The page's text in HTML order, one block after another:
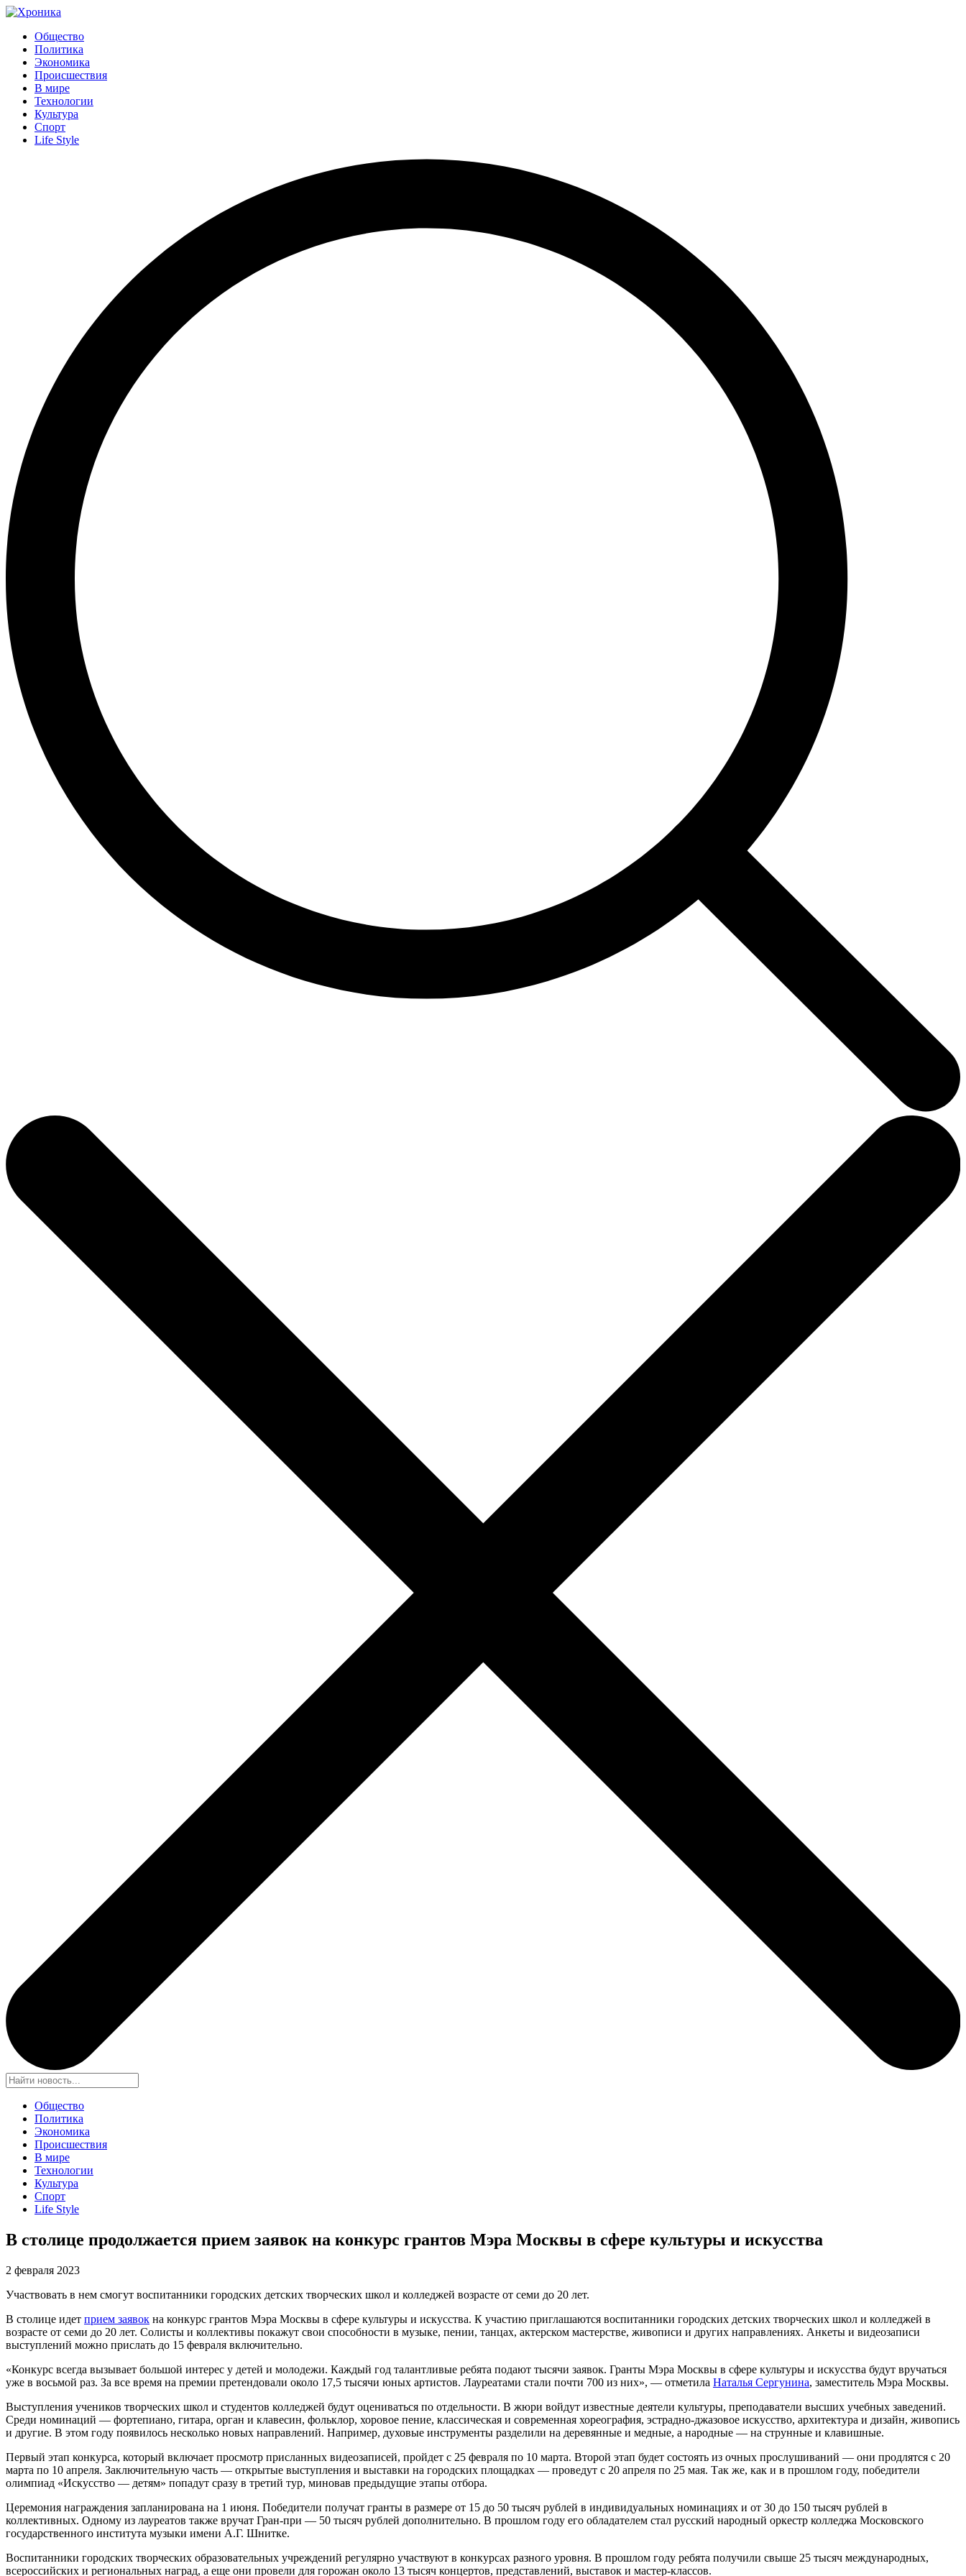
Общество
Политика
Экономика
Происшествия
В мире
Технологии
Культура
Спорт
Life Style
Общество
Политика
Экономика
Происшествия
В мире
Технологии
Культура
Спорт
Life Style
В столице продолжается прием заявок на конкурс грантов Мэра Москвы в сфере культуры и искусства
2 февраля 2023
Участвовать в нем смогут воспитанники городских детских творческих школ и колледжей возрасте от семи до 20 лет.
В столице идет прием заявок на конкурс грантов Мэра Москвы в сфере культуры и искусства. К участию приглашаются воспитанники городских детских творческих школ и колледжей в
возрасте от семи до 20 лет. Солисты и коллективы покажут свои способности в музыке, пении, танцах, актерском мастерстве, живописи и других направлениях. Анкеты и видеозаписи
выступлений можно прислать до 15 февраля включительно.
«Конкурс всегда вызывает большой интерес у детей и молодежи. Каждый год талантливые ребята подают тысячи заявок. Гранты Мэра Москвы в сфере культуры и искусства будут вручаться
уже в восьмой раз. За все время на премии претендовали около 17,5 тысячи юных артистов. Лауреатами стали почти 700 из них», — отметила Наталья Сергунина, заместитель Мэра Москвы.
Выступления учеников творческих школ и студентов колледжей будут оцениваться по отдельности. В жюри войдут известные деятели культуры, преподаватели высших учебных заведений.
Среди номинаций — фортепиано, гитара, орган и клавесин, фольклор, хоровое пение, классическая и современная хореография, эстрадно-джазовое искусство, архитектура и дизайн, живопись
и другие. В этом году появилось несколько новых направлений. Например, духовые инструменты разделили на деревянные и медные, а народные — на струнные и клавишные.
Первый этап конкурса, который включает просмотр присланных видеозаписей, пройдет с 25 февраля по 10 марта. Второй этап будет состоять из очных прослушиваний — они продлятся с 20
марта по 10 апреля. Заключительную часть — открытые выступления и выставки на городских площадках — проведут с 20 апреля по 25 мая. Так же, как и в прошлом году, победители
олимпиад «Искусство — детям» попадут сразу в третий тур, миновав предыдущие этапы отбора.
Церемония награждения запланирована на 1 июня. Победители получат гранты в размере от 15 до 50 тысяч рублей в индивидуальных номинациях и от 30 до 150 тысяч рублей в
коллективных. Одному из лауреатов также вручат Гран-при — 50 тысяч рублей дополнительно. В прошлом году его обладателем стал русский народный оркестр колледжа Московского
государственного института музыки имени А.Г. Шнитке.
Воспитанники городских творческих образовательных учреждений регулярно участвуют в конкурсах разного уровня. В прошлом году ребята получили свыше 25 тысяч международных,
всероссийских и региональных наград, а еще они провели для горожан около 13 тысяч концертов, представлений, выставок и мастер-классов.